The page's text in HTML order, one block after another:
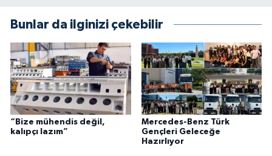
Bunlar da ilginizi çekebilir
“Bize mühendis değil,
kalıpçı lazım”
Mercedes-Benz Türk
Gençleri Geleceğe
Hazırlıyor